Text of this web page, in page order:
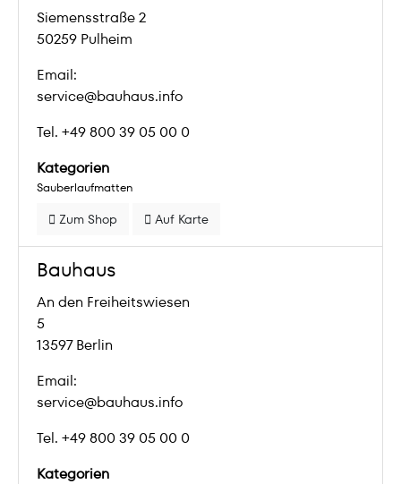
Siemensstraße 2
50259 Pulheim
Email:
service@bauhaus.info
Tel. +49 800 39 05 00 0
Kategorien
Sauberlaufmatten
Zum Shop Auf Karte
Bauhaus
An den Freiheitswiesen
5
13597 Berlin
Email:
service@bauhaus.info
Tel. +49 800 39 05 00 0
Kategorien